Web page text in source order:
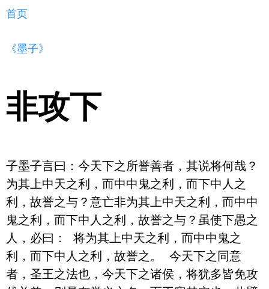
首页
《墨子》
非攻下
子墨子言曰：今天下之所誉善者，其说将何哉？
为其上中天之利，而中中鬼之利，而下中人之
利，故誉之与？意亡非为其上中天之利，而中中
鬼之利，而下中人之利，故誉之与？虽使下愚之
人，必曰： 将为其上中天之利，而中中鬼之
利，而下中人之利，故誉之。 今天下之同意
者，圣王之法也，今天下之诸侯，将犹多皆免攻